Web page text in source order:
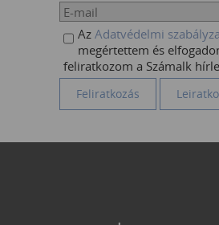
names The (INDIRECT)
usage of named ranges
Data tools in Excel Goal
manager Data tables
subtotals Advanced filters
using web queries Data
Data Model Advanced
Az Adatvédelmi
megértettem és
feliratkozom a Számalk